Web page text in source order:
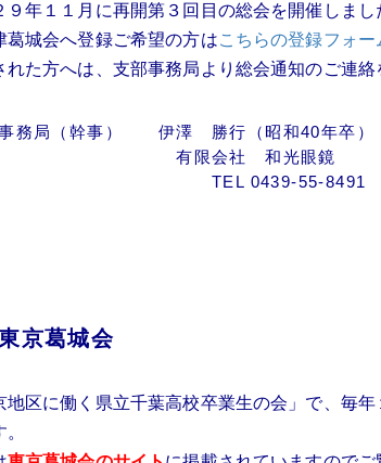
９年１１月に再開第３回目の総会を開催しまし
葛城会へ登録ご希望の方はこちらの登録フォー
れた方へは、支部事務局より総会通知のご連絡
務局（幹事） 伊澤 勝行（昭和40年卒）
有限会社 和光眼鏡
TEL 0439-55-8491
京葛城会
地区に働く県立千葉高校卒業生の会」で、毎